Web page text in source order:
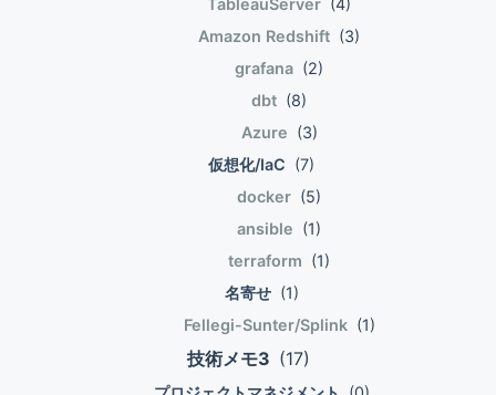
World!Hello World! 名前空間の深さと関係なく
BaseDirectoryを設定する(PSR-4的) 例えば、
ikutyexamplePsr4HelloWorldの名前空間プレフィ
example-psr4 に紐づければ、名前空間がどれだけ
深くてもデプロイは影響を受けない。 Fully
qualified class name
ikutyexamplePsr4HelloWorld Namespace Prefix
example-Psr4/helloworld.php <?php 2
spl_autoload_register(function ($class){ 3 4
//project-specific namespace prefix 5 $prefix =
\'ikuty\\example\\Psr4\\\'; 6 7 //base directory for
修飾クラス名の最後はクラス名でなければならな
any portion of the fully qualified class name. アン
スコは特別な意味を持たない。 アンスコを前後の識
別子の接続子のように使うフレームワークが多いか
characters in the fully qualified class name MAY
文字小文字に意味を持たせるフレームワークが多い
a case-sensitive fashion. 大文字小文字を区別す
contiguous series of one or more leading
TableauServer (4)
Amazon Redshift (3)
grafana (2)
dbt (8)
Azure (3)
仮想化/IaC (7)
docker (5)
ansible (1)
terraform (1)
名寄せ (1)
Fellegi-Sunter/Splink (1)
技術メモ3 (17)